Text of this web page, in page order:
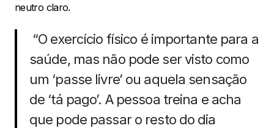
neutro claro.
“O exercício físico é importante para a
saúde, mas não pode ser visto como
um ‘passe livre’ ou aquela sensação
de ‘tá pago’. A pessoa treina e acha
que pode passar o resto do dia